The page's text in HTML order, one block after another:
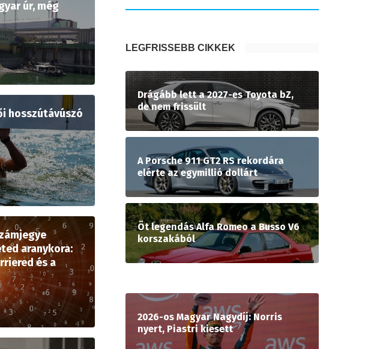
úr, még
hosszútávúszó
aranykora:
és a
LEGFRISSEBB CIKKEK
Drágább lett a 2027-es Toyota bZ,
de nem frissült
A Porsche 911 GT2 RS rekordára
elérte az egymillió dollárt
Öt legendás Alfa Romeo a Busso V6
korszakából
2026-os Magyar Nagydíj: Norris
nyert, Piastri kiesett